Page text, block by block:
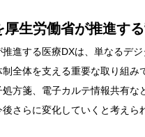
厚生労働省が推進す
進する医療DXは、単なるデジ
制全体を支える重要な取り組み
方箋、電子カルテ情報共有な
さらに変化していくと考えら